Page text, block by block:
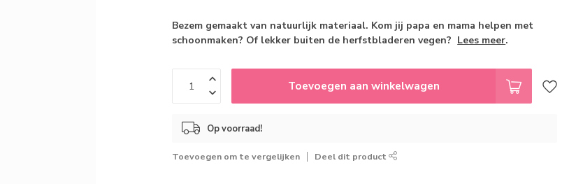
Bezem gemaakt van natuurlijk materiaal. Kom jij papa en mama helpen met
schoonmaken? Of lekker buiten de herfstbladeren vegen? Lees meer.
Toevoegen aan winkelwagen
Op voorraad!
Toevoegen om te vergelijken Deel dit product